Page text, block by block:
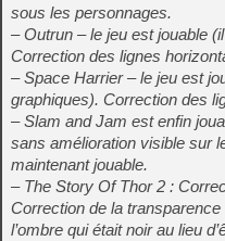
sous les personnages.
– Outrun – le jeu est jouable
Correction des lignes
– Space Harrier – le jeu est
graphiques). Correction des
– Slam and Jam est enfin
sans amélioration visible sur
maintenant jouable.
– The Story Of Thor 2 :
Correction de la
l’ombre qui était noir au lieu